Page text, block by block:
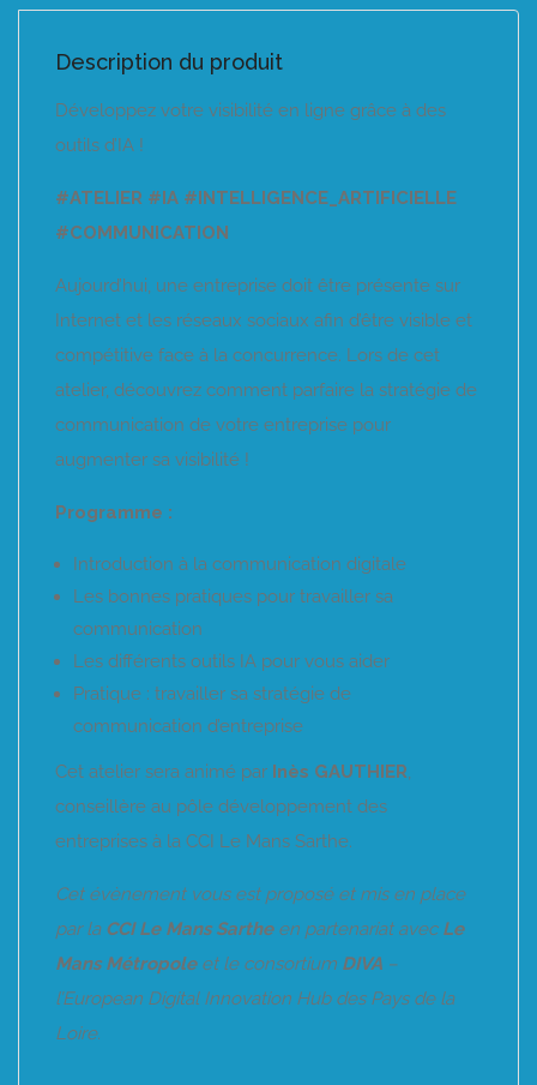
Description du produit
Développez votre visibilité en ligne grâce à des
outils d’IA !
#ATELIER #IA #INTELLIGENCE_ARTIFICIELLE
#COMMUNICATION
Aujourd’hui, une entreprise doit être présente sur
Internet et les réseaux sociaux afin d’être visible et
compétitive face à la concurrence. Lors de cet
atelier, découvrez comment parfaire la stratégie de
communication de votre entreprise pour
augmenter sa visibilité !
Programme :
Introduction à la communication digitale
Les bonnes pratiques pour travailler sa
communication
Les différents outils IA pour vous aider
Pratique : travailler sa stratégie de
communication d’entreprise
Cet atelier sera animé par Inès GAUTHIER,
conseillère au pôle développement des
entreprises à la CCI Le Mans Sarthe.
Cet évènement vous est proposé et mis en place
par la CCI Le Mans Sartheen partenariat avec Le
Mans Métropoleet le consortium DIVA –
l’European Digital Innovation Hub des Pays de la
Loire.